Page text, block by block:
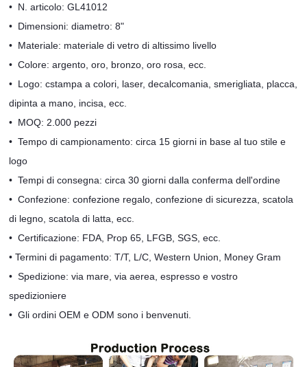
• N. articolo: GL41012
• Dimensioni: diametro: 8"
• Materiale: materiale di vetro di altissimo livello
•Colore: argento, oro, bronzo, oro rosa, ecc.
• Logo: cstampa a colori, laser, decalcomania, smerigliata, placca,
dipinta a mano, incisa, ecc.
• MOQ: 2.000 pezzi
• Tempo di campionamento: circa 15 giorni in base al tuo stile e
logo
• Tempi di consegna: circa 30 giorni dalla conferma dell'ordine
• Confezione: confezione regalo, confezione di sicurezza, scatola
di legno, scatola di latta, ecc.
• Certificazione: FDA, Prop 65, LFGB, SGS, ecc.
•Termini di pagamento: T/T, L/C, Western Union, Money Gram
• Spedizione: via mare, via aerea, espresso e vostro
spedizioniere
• Gli ordini OEM e ODM sono i benvenuti.